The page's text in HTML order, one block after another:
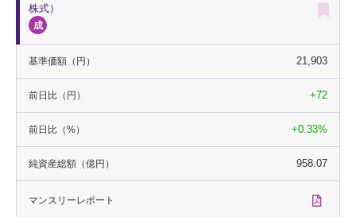
株式）
基準価額 （円） 21,903
前日比 （円） +72
前日比 （%） +0.33%
純資産総額 （億円） 958.07
マンスリーレポート